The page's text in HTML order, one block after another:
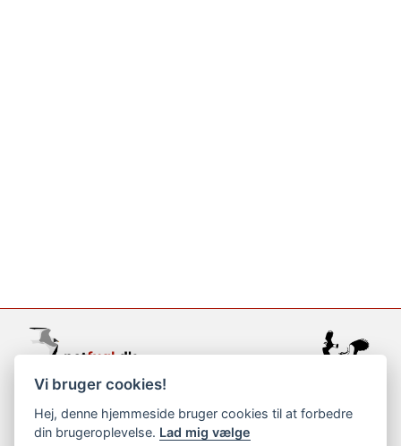
support@netfugl.dk
copyright © 2002-2023
Vi bruger cookies!
Hej, denne hjemmeside bruger cookies til at forbedre
din brugeroplevelse. Lad mig vælge